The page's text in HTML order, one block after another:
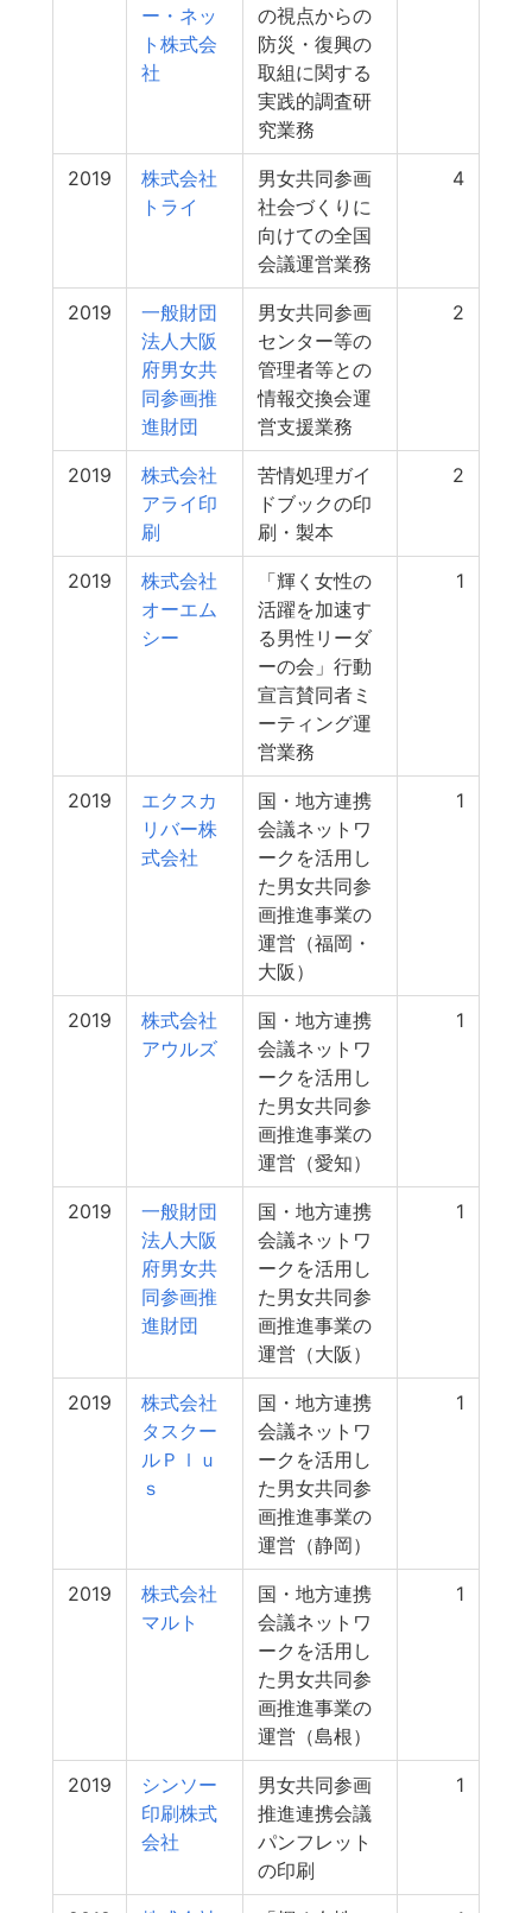
ー・ネッ
ト株式会
社
の視点からの
防災・復興の
取組に関する
実践的調査研
究業務
2019
株式会社
トライ
男女共同参画
社会づくりに
向けての全国
会議運営業務
4
2019
一般財団
法人大阪
府男女共
同参画推
進財団
男女共同参画
センター等の
管理者等との
情報交換会運
営支援業務
2
2019
株式会社
アライ印
刷
苦情処理ガイ
ドブックの印
刷・製本
2
2019
株式会社
オーエム
シー
「輝く女性の
活躍を加速す
る男性リーダ
ーの会」行動
宣言賛同者ミ
ーティング運
営業務
1
2019
エクスカ
リバー株
式会社
国・地方連携
会議ネットワ
ークを活用し
た男女共同参
画推進事業の
運営（福岡・
大阪）
1
2019
株式会社
アウルズ
国・地方連携
会議ネットワ
ークを活用し
た男女共同参
画推進事業の
運営（愛知）
1
2019
一般財団
法人大阪
府男女共
同参画推
進財団
国・地方連携
会議ネットワ
ークを活用し
た男女共同参
画推進事業の
運営（大阪）
1
2019
株式会社
タスクー
ルＰｌｕ
ｓ
国・地方連携
会議ネットワ
ークを活用し
た男女共同参
画推進事業の
運営（静岡）
1
2019
株式会社
マルト
国・地方連携
会議ネットワ
ークを活用し
た男女共同参
画推進事業の
運営（島根）
1
2019
シンソー
印刷株式
会社
男女共同参画
推進連携会議
パンフレット
の印刷
1